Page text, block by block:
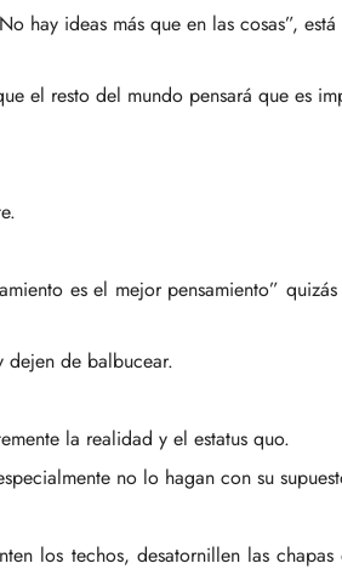
hay ideas más que en las cosas”,
el resto del mundo pensará que es
es el mejor pensamiento”
dejen de balbucear.
la realidad y el estatus quo.
no lo hagan con su
los techos, desatornillen las